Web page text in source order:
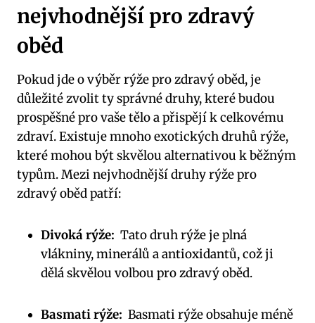
nejvhodnější pro zdravý​
oběd
Pokud ⁢jde o výběr rýže pro ‍zdravý oběd,‍ je
důležité ⁢zvolit⁤ ty správné druhy, které budou
prospěšné pro vaše tělo a ​přispějí⁢ k celkovému
zdraví.​ Existuje mnoho ‍exotických‌ druhů rýže,⁢
které mohou ‌být ⁢skvělou alternativou⁢ k běžným
typům.‌ Mezi ‍nejvhodnější‍ druhy⁢ rýže pro​
zdravý oběd patří:
Divoká rýže: ⁤ Tato druh rýže je plná
vlákniny, minerálů a ⁤antioxidantů, což ji
dělá skvělou volbou ⁢pro zdravý oběd.
Basmati‍ rýže: ​ Basmati rýže⁤ obsahuje méně